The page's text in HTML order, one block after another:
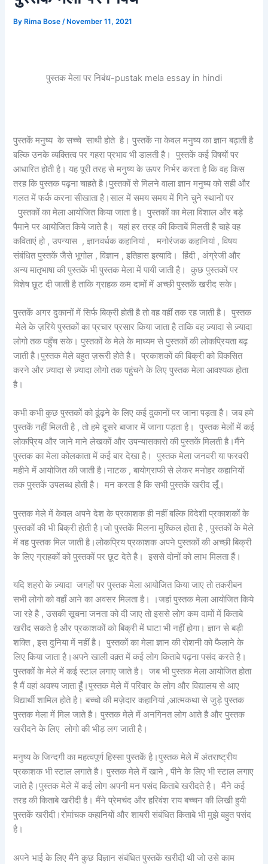
By Rima Bose/ November 11, 2021
पुस्तक मेला पर निबंध-pustak mela essay in hindi
पुस्तकें मनुष्य के सच्चे साथी होते है। पुस्तकें ना केवल मनुष्य का ज्ञान बढ़ाती है
बल्कि उनके व्यक्तित्व पर गहरा प्रभाव भी डालती है। पुस्तकें कई विषयों पर
आधारित होती है। यह पूरी तरह से मनुष्य के ऊपर निर्भर करता है कि वह किस
तरह कि पुस्तक पढ़ना चाहते है।पुस्तकों से मिलने वाला ज्ञान मनुष्य को सही और
गलत में फर्क करना सीखाता है।साल में समय समय में गिने चुने स्थानों पर
पुस्तकों का मेला आयोजित किया जाता है। पुस्तकों का मेला विशाल और बड़े
पैमाने पर आयोजित किये जाते है। यहां हर तरह की किताबें मिलती है चाहे वह
कविताएं हो , उपन्यास , ज्ञानवर्धक कहानियां , मनोरंजक कहानियां , विषय
संबंधित पुस्तकें जैसे भूगोल , विज्ञान , इतिहास इत्यादि। हिंदी , अंग्रेजी और
अन्य मातृभाषा की पुस्तकें भी पुस्तक मेला में पायी जाती है। कुछ पुस्तकों पर
विशेष छूट दी जाती है ताकि ग्राहक कम दामों में अच्छी पुस्तकें खरीद सके।
पुस्तकें अगर दुकानों में सिर्फ बिक्री होती है तो वह वहीं तक रह जाती है। पुस्तक
मेले के ज़रिये पुस्तकों का प्रचार प्रसार किया जाता है ताकि वह ज़्यादा से ज़्यादा
लोगो तक पहुँच सके। पुस्तकों के मेले के माध्यम से पुस्तकों की लोकप्रियता बढ़
जाती है।पुस्तक मेले बहुत ज़रूरी होते है। प्रकाशकों की बिक्री को विकसित
करने और ज़्यादा से ज़्यादा लोगो तक पहुंचने के लिए पुस्तक मेला आवश्यक होता
है।
कभी कभी कुछ पुस्तकों को ढूंढ़ने के लिए कई दुकानों पर जाना पड़ता है। जब हमे
पुस्तकें नहीं मिलती है , तो हमे दूसरे बाजार में जाना पड़ता है। पुस्तक मेलों में कई
लोकप्रिय और जाने माने लेखकों और उपन्यासकारो की पुस्तकें मिलती है।मैंने
पुस्तक का मेला कोलकाता में कई बार देखा है। पुस्तक मेला जनवरी या फरवरी
महीने में आयोजित की जाती है।नाटक , बायोग्राफी से लेकर मनोहर कहानियों
तक पुस्तकें उपलब्ध होती है। मन करता है कि सभी पुस्तकें खरीद लूँ।
पुस्तक मेले में केवल अपने देश के प्रकाशक ही नहीं बल्कि विदेशी प्रकाशकों के
पुस्तकों की भी बिक्री होती है।जो पुस्तकें मिलना मुश्किल होता है , पुस्तकों के मेले
में वह पुस्तक मिल जाती है।लोकप्रिय प्रकाशक अपने पुस्तकों की अच्छी बिक्री
के लिए ग्राहकों को पुस्तकों पर छूट देते है। इससे दोनों को लाभ मिलता हैं।
यदि शहरो के ज़्यादा जगहों पर पुस्तक मेला आयोजित किया जाए तो तकरीबन
सभी लोगो को वहाँ आने का अवसर मिलता है। ।जहां पुस्तक मेला आयोजित किये
जा रहे है , उसकी सूचना जनता को दी जाए तो इससे लोग कम दामों में किताबे
खरीद सकते है और प्रकाशकों को बिक्री में घाटा भी नहीं होगा। ज्ञान से बड़ी
शक्ति , इस दुनिया में नहीं है। पुस्तकों का मेला ज्ञान की रोशनी को फैलाने के
लिए किया जाता है।अपने खाली वक़्त में कई लोग किताबे पढ़ना पसंद करते है।
पुस्तकों के मेले में कई स्टाल लगाए जाते है। जब भी पुस्तक मेला आयोजित होता
है मैं वहां अवश्य जाता हूँ।पुस्तक मेले में परिवार के लोग और विद्यालय से आए
विद्यार्थी शामिल होते है। बच्चो की मज़ेदार कहानियां ,आत्मकथा से जुड़े पुस्तक
पुस्तक मेला में मिल जाते है। पुस्तक मेले में अनगिनत लोग आते है और पुस्तक
खरीदने के लिए लोगो की भीड़ लग जाती है।
मनुष्य के जिन्दगी का महत्वपूर्ण हिस्सा पुस्तकें है।पुस्तक मेले में अंतराष्ट्रीय
प्रकाशक भी स्टाल लगाते है। पुस्तक मेले में खाने , पीने के लिए भी स्टाल लगाए
जाते है।पुस्तक मेले में कई लोग अपनी मन पसंद किताबे खरीदते है। मैंने कई
तरह की किताबे खरीदी है। मैंने प्रेमचंद और हरिवंश राय बच्चन की लिखी हुयी
पुस्तकें खरीदी।रोमांचक कहानियों और शायरी संबंधित किताबे भी मुझे बहुत पसंद
है।
अपने भाई के लिए मैंने कुछ विज्ञान संबंधित पुस्तकें खरीदी थी जो उसे काम